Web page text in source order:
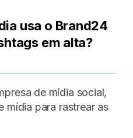
usa o Brand24
em alta?
de mídia social,
mídia para rastrear as